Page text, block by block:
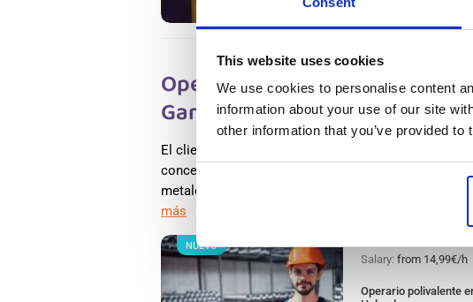
This website uses cookies
We use cookies to personalise content
information about your use of our site
other information that you’ve provided
Operario polivalente en la
Gameren, En Holanda
El cliente se especializa en la clasificación y
concentrados metálicos. Mediante tecnologías de
metales como aluminio, cobre, latón y acero
más
Salary: from 14,99€/h
Operario polivalente
NUEVO